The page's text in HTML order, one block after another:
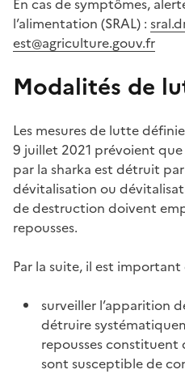
l’alimentation (SRAL) :
est@agriculture.gouv.fr
Modalités de
Les mesures de lutte
9 juillet 2021 prévoient
par la sharka est détruit
dévitalisation ou
de destruction doivent
repousses.
Par la suite, il est important
surveiller l’apparition
détruire
repousses constituent
sont susceptible de